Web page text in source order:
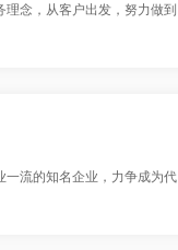
理念，从客户出发，努力做到
一流的知名企业，力争成为代